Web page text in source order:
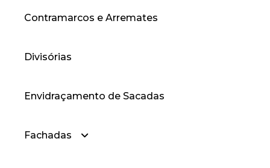
— Cantoneiras Abas Iguais
Contramarcos e Arremates
Divisórias
Envidraçamento de Sacadas
Fachadas